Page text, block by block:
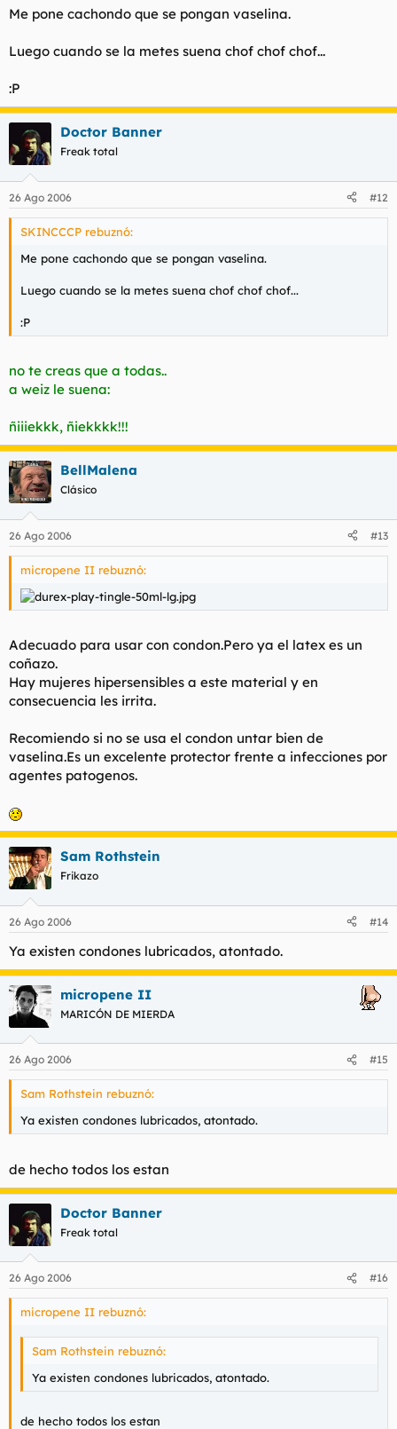
Me pone cachondo que se pongan vaselina.
Luego cuando se la metes suena chof chof chof...
:P
Doctor Banner
Freak total
26 Ago 2006 #12
SKINCCCP rebuznó:
Me pone cachondo que se pongan vaselina.
Luego cuando se la metes suena chof chof chof...
:P
no te creas que a todas..
a weiz le suena:
ñiiiekkk, ñiekkkk!!!
BellMalena
Clásico
26 Ago 2006 #13
micropene II rebuznó:
Adecuado para usar con condon.Pero ya el latex es un
coñazo.
Hay mujeres hipersensibles a este material y en
consecuencia les irrita.
Recomiendo si no se usa el condon untar bien de
vaselina.Es un excelente protector frente a infecciones por
agentes patogenos.
Sam Rothstein
Frikazo
26 Ago 2006 #14
Ya existen condones lubricados, atontado.
micropene II
MARICÓN DE MIERDA
26 Ago 2006 #15
Sam Rothstein rebuznó:
Ya existen condones lubricados, atontado.
de hecho todos los estan
Doctor Banner
Freak total
26 Ago 2006 #16
micropene II rebuznó:
Sam Rothstein rebuznó:
Ya existen condones lubricados, atontado.
de hecho todos los estan